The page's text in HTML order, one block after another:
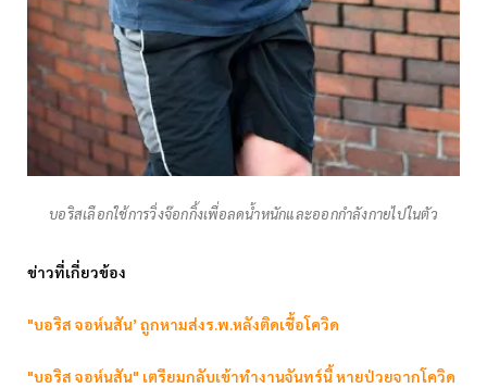
บอริสเลือกใช้การวิ่งจ๊อกกิ้งเพื่อลดน้ำหนักและออกกำลังกายไปในตัว
ข่าวที่เกี่ยวข้อง
"บอริส จอห์นสัน’ ถูกหามส่งร.พ.หลังติดเชื้อโควิด
"บอริส จอห์นสัน" เตรียมกลับเข้าทำงานจันทร์นี้ หายป่วยจากโควิด